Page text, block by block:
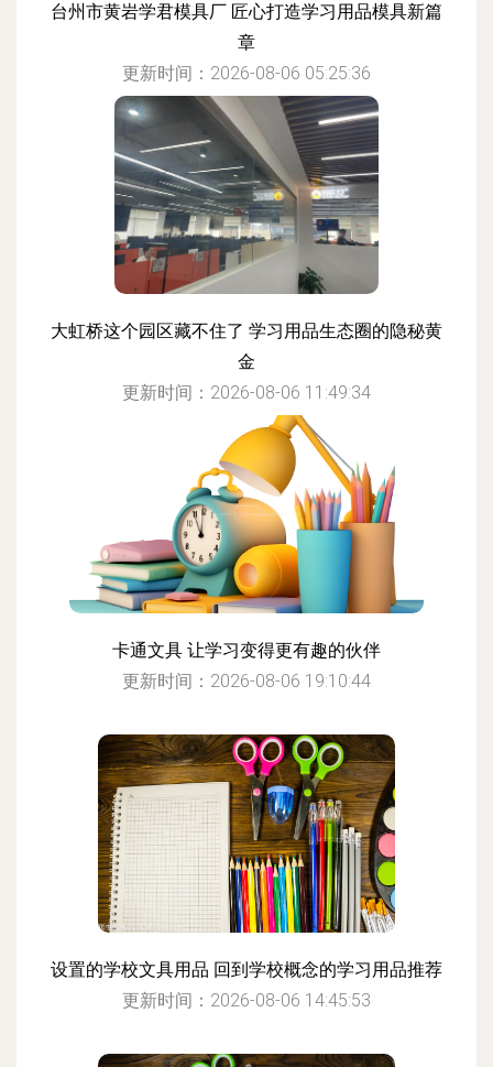
台州市黄岩学君模具厂 匠心打造学习用品模具新篇
章
更新时间：2026-08-06 05:25:36
大虹桥这个园区藏不住了 学习用品生态圈的隐秘黄
金
更新时间：2026-08-06 11:49:34
卡通文具 让学习变得更有趣的伙伴
更新时间：2026-08-06 19:10:44
设置的学校文具用品 回到学校概念的学习用品推荐
更新时间：2026-08-06 14:45:53